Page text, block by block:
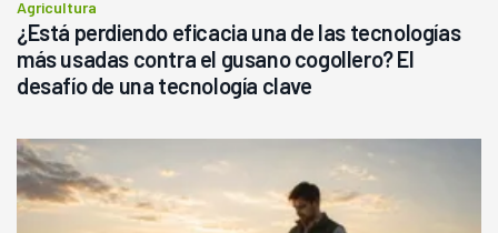
Agricultura
¿Está perdiendo eficacia una de las tecnologías
más usadas contra el gusano cogollero? El
desafío de una tecnología clave